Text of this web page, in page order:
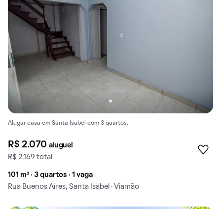
Alugar casa em Santa Isabel com 3 quartos.
R$ 2.070 aluguel
R$ 2.169 total
101 m² · 3 quartos · 1 vaga
Rua Buenos Aíres, Santa Isabel · Viamão